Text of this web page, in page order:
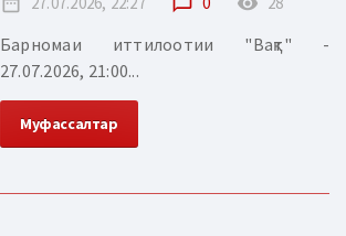
Барномаи иттилоотии "Вақт" -
27.07.2026, 21:00...
Муфассалтар